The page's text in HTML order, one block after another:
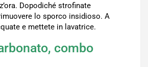
Dopodiché strofinate
lo sporco insidioso. A
e mettete in lavatrice.
combo